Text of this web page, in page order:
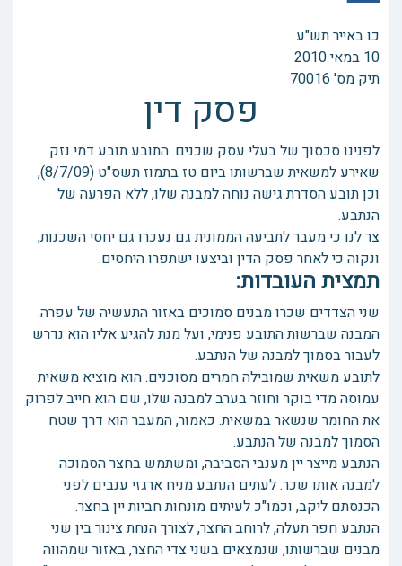
‏כו באייר תש"ע
תיק מס' 70016
פסק דין
לפנינו סכסוך של בעלי עסק שכנים. התובע תובע דמי נזק
שאירע למשאית שברשותו ביום טז בתמוז תשס"ט (8/7/09),
וכן תובע הסדרת גישה נוחה למבנה שלו, ללא הפרעה של
הנתבע.
צר לנו כי מעבר לתביעה הממונית גם נעכרו גם יחסי השכנות,
ונקוה כי לאחר פסק הדין וביצעו ישתפרו היחסים.
תמצית העובדות:
שני הצדדים שכרו מבנים סמוכים באזור התעשיה של עפרה.
המבנה שברשות התובע פנימי, ועל מנת להגיע אליו הוא נדרש
לעבור בסמוך למבנה של הנתבע.
לתובע משאית שמובילה חמרים מסוכנים. הוא מוציא משאית
עמוסה מדי בוקר וחוזר בערב למבנה שלו, שם הוא חייב לפרוק
את החומר שנשאר במשאית. כאמור, המעבר הוא דרך שטח
הסמוך למבנה של הנתבע.
הנתבע מייצר יין מענבי הסביבה, ומשתמש בחצר הסמוכה
למבנה אותו שכר. לעתים הנתבע מניח ארגזי ענבים לפני
הכנסתם ליקב, וכמו"כ לעיתים מונחות חביות יין בחצר.
הנתבע חפר תעלה, לרוחב החצר, לצורך הנחת צינור בין שני
מבנים שברשותו, שנמצאים בשני צדי החצר, באזור שמהווה